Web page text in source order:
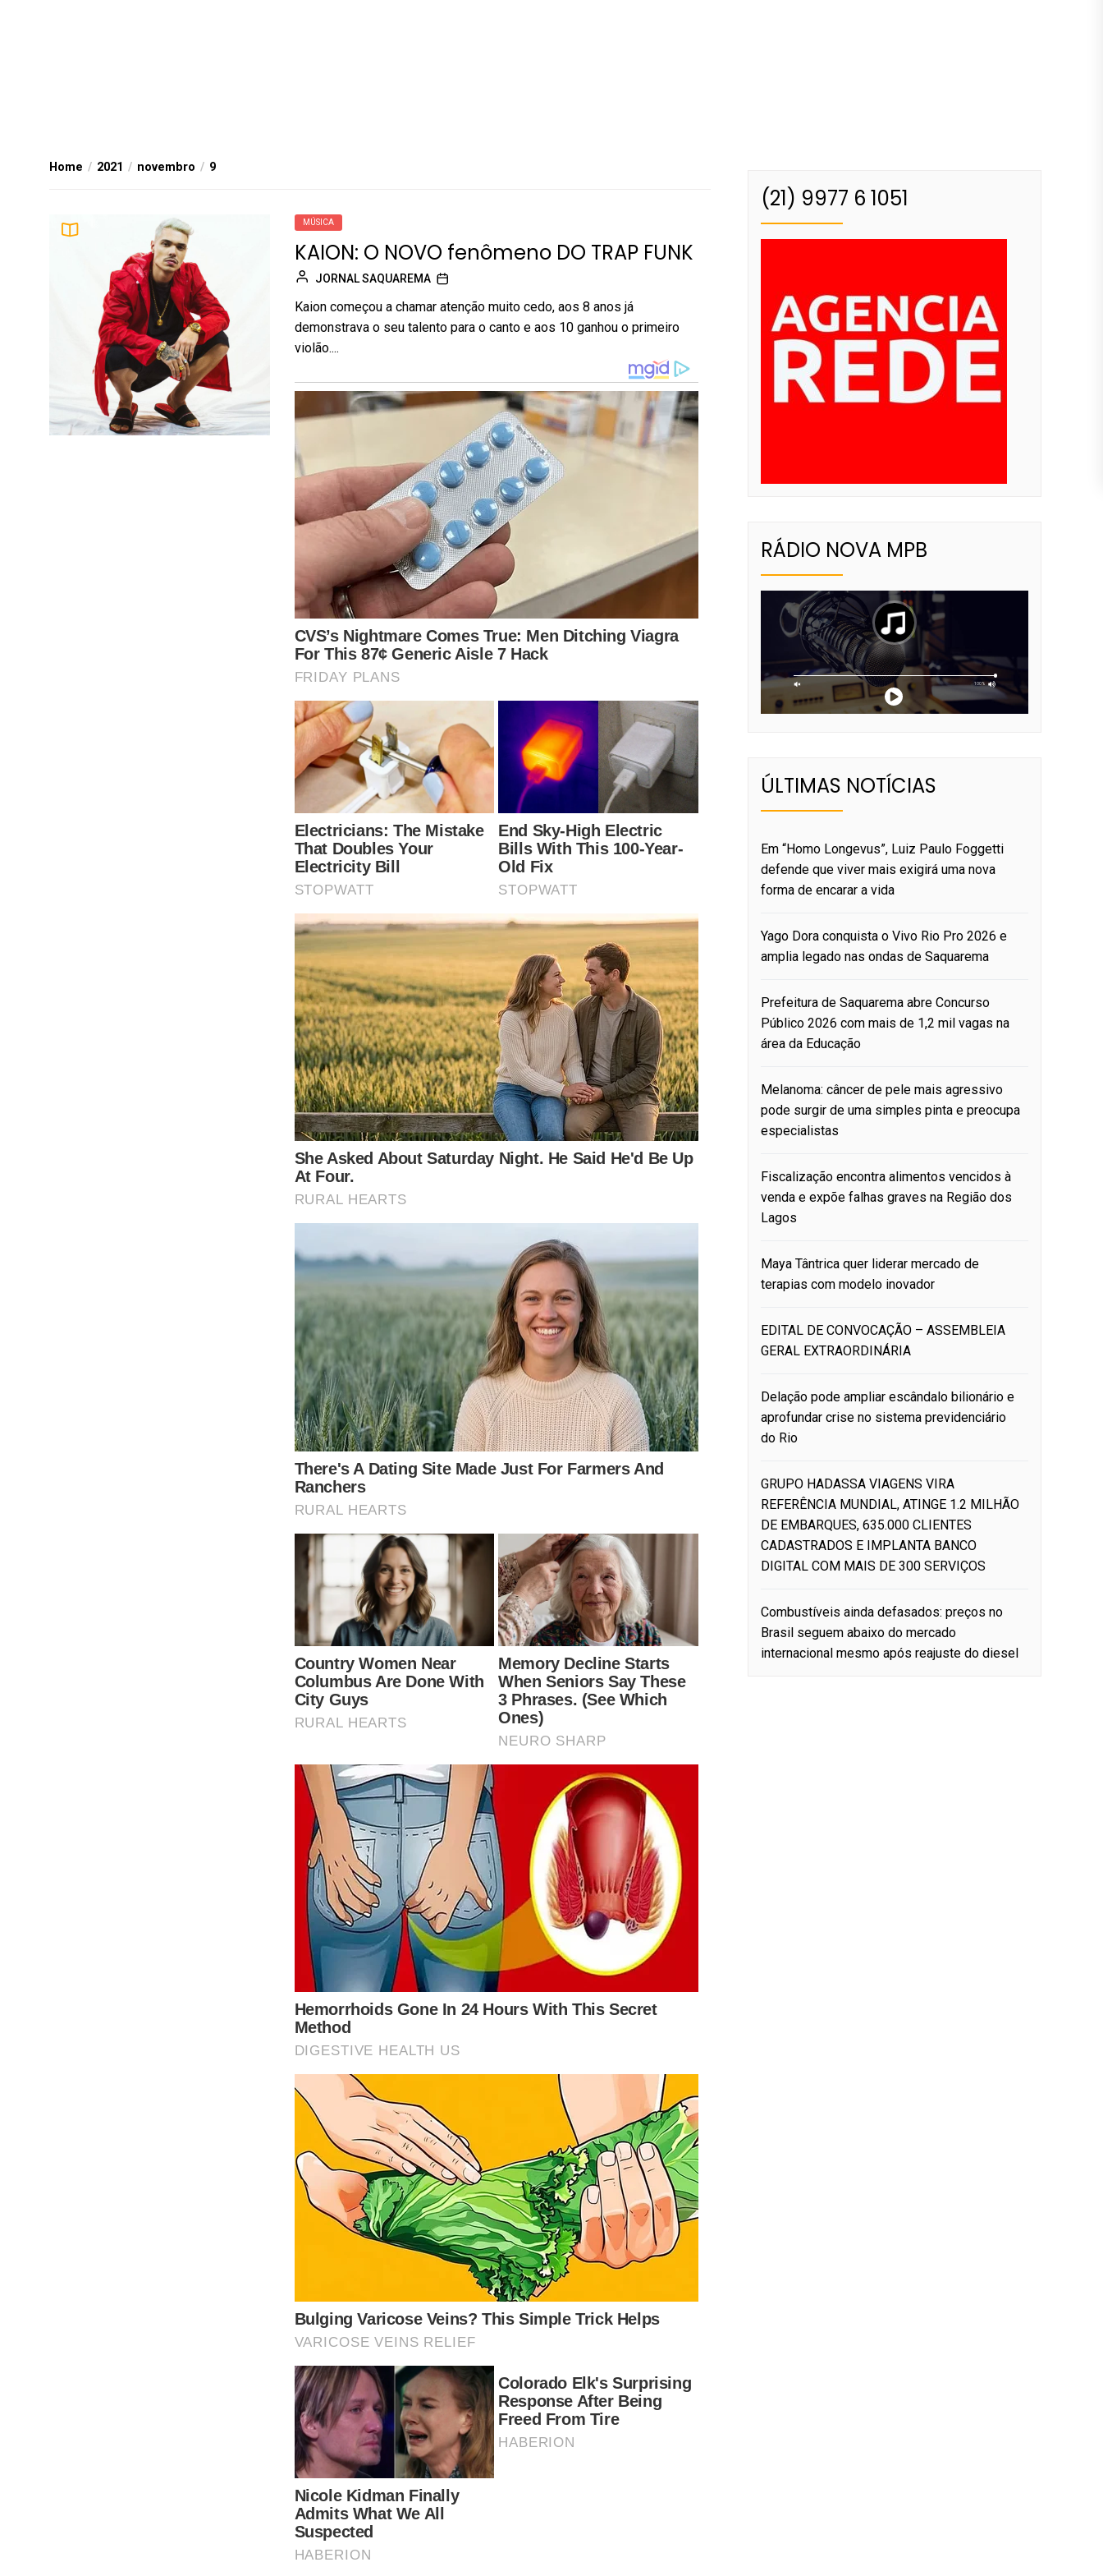
Home 2021 novembro 9
MÚSICA
KAION: O NOVO fenômeno DO TRAP FUNK
JORNAL SAQUAREMA
Kaion começou a chamar atenção muito cedo, aos 8 anos já
demonstrava o seu talento para o canto e aos 10 ganhou o primeiro
violão....
(21) 9977 6 1051
RÁDIO NOVA MPB
ÚLTIMAS NOTÍCIAS
Em “Homo Longevus”, Luiz Paulo Foggetti
defende que viver mais exigirá uma nova
forma de encarar a vida
Yago Dora conquista o Vivo Rio Pro 2026 e
amplia legado nas ondas de Saquarema
Prefeitura de Saquarema abre Concurso
Público 2026 com mais de 1,2 mil vagas na
área da Educação
Melanoma: câncer de pele mais agressivo
pode surgir de uma simples pinta e preocupa
especialistas
Fiscalização encontra alimentos vencidos à
venda e expõe falhas graves na Região dos
Lagos
Maya Tântrica quer liderar mercado de
terapias com modelo inovador
EDITAL DE CONVOCAÇÃO – ASSEMBLEIA
GERAL EXTRAORDINÁRIA
Delação pode ampliar escândalo bilionário e
aprofundar crise no sistema previdenciário
do Rio
GRUPO HADASSA VIAGENS VIRA
REFERÊNCIA MUNDIAL, ATINGE 1.2 MILHÃO
DE EMBARQUES, 635.000 CLIENTES
CADASTRADOS E IMPLANTA BANCO
DIGITAL COM MAIS DE 300 SERVIÇOS
Combustíveis ainda defasados: preços no
Brasil seguem abaixo do mercado
internacional mesmo após reajuste do diesel